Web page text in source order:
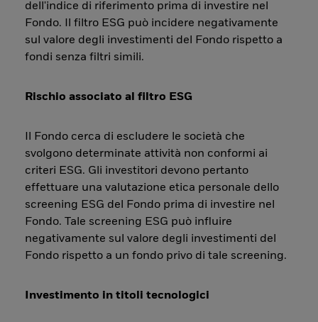
dell'indice di riferimento prima di investire nel
Fondo. Il filtro ESG può incidere negativamente
sul valore degli investimenti del Fondo rispetto a
fondi senza filtri simili.
Rischio associato al filtro ESG
Il Fondo cerca di escludere le società che
svolgono determinate attività non conformi ai
criteri ESG. Gli investitori devono pertanto
effettuare una valutazione etica personale dello
screening ESG del Fondo prima di investire nel
Fondo. Tale screening ESG può influire
negativamente sul valore degli investimenti del
Fondo rispetto a un fondo privo di tale screening.
Investimento in titoli tecnologici